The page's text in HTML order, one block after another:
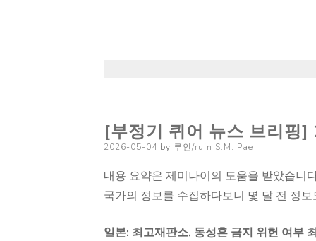
[부정기 퀴어 뉴스 브리핑
Posted
2026-05-04 by 루인/ruin S.M. Pae
내용 요약은 제미나이의 도움을 받았습니
국가의 정보를 수집하다보니 몇 달 전 정
일본: 최고재판소, 동성혼 금지 위헌 여부